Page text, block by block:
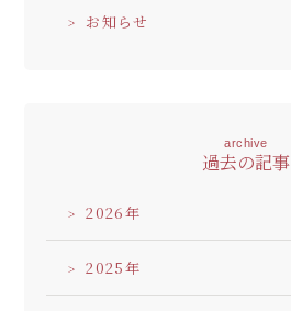
お知らせ
archive
過去の記事
2026
2025